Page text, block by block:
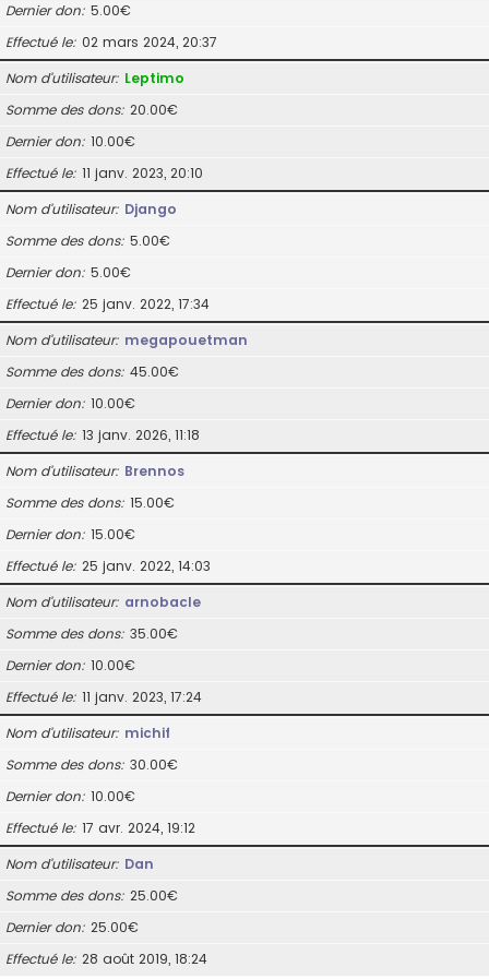
Dernier don 5.00€
Effectué le 02 mars 2024, 20:37
Nom d’utilisateur Leptimo
Somme des dons 20.00€
Dernier don 10.00€
Effectué le 11 janv. 2023, 20:10
Nom d’utilisateur Django
Somme des dons 5.00€
Dernier don 5.00€
Effectué le 25 janv. 2022, 17:34
Nom d’utilisateur megapouetman
Somme des dons 45.00€
Dernier don 10.00€
Effectué le 13 janv. 2026, 11:18
Nom d’utilisateur Brennos
Somme des dons 15.00€
Dernier don 15.00€
Effectué le 25 janv. 2022, 14:03
Nom d’utilisateur arnobacle
Somme des dons 35.00€
Dernier don 10.00€
Effectué le 11 janv. 2023, 17:24
Nom d’utilisateur michif
Somme des dons 30.00€
Dernier don 10.00€
Effectué le 17 avr. 2024, 19:12
Nom d’utilisateur Dan
Somme des dons 25.00€
Dernier don 25.00€
Effectué le 28 août 2019, 18:24